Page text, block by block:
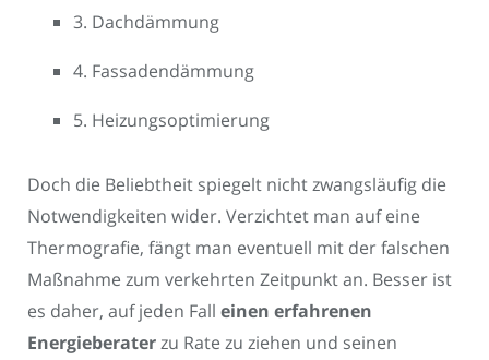
3. Dachdämmung
4. Fassadendämmung
5. Heizungsoptimierung
Doch die Beliebtheit spiegelt nicht zwangsläufig die
Notwendigkeiten wider. Verzichtet man auf eine
Thermografie, fängt man eventuell mit der falschen
Maßnahme zum verkehrten Zeitpunkt an. Besser ist
es daher, auf jeden Fall einen erfahrenen
Energieberaterzu Rate zu ziehen und seinen